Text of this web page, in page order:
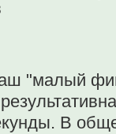
"малый
В